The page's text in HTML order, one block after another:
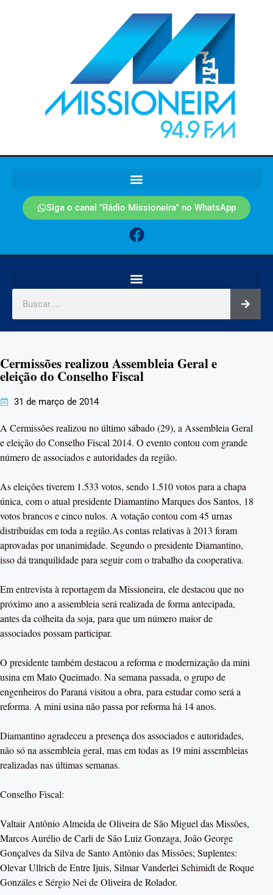
Siga o canal "Rádio Missioneira" no WhatsApp
Cermissões realizou Assembleia Geral e
eleição do Conselho Fiscal
31 de março de 2014
A Cermissões realizou no último sábado (29), a Assembleia Geral
e eleição do Conselho Fiscal 2014. O evento contou com grande
número de associados e autoridades da região.
As eleições tiverem 1.533 votos, sendo 1.510 votos para a chapa
única, com o atual presidente Diamantino Marques dos Santos, 18
votos brancos e cinco nulos. A votação contou com 45 urnas
distribuídas em toda a região.As contas relativas à 2013 foram
aprovadas por unanimidade. Segundo o presidente Diamantino,
isso dá tranquilidade para seguir com o trabalho da cooperativa.
Em entrevista à reportagem da Missioneira, ele destacou que no
próximo ano a assembleia será realizada de forma antecipada,
antes da colheita da soja, para que um número maior de
associados possam participar.
O presidente também destacou a reforma e modernização da mini
usina em Mato Queimado. Na semana passada, o grupo de
engenheiros do Paraná visitou a obra, para estudar como será a
reforma. A mini usina não passa por reforma há 14 anos.
Diamantino agradeceu a presença dos associados e autoridades,
não só na assembleia geral, mas em todas as 19 mini assembleias
realizadas nas últimas semanas.
Conselho Fiscal:
Valtair Antônio Almeida de Oliveira de São Miguel das Missões,
Marcos Aurélio de Carli de São Luiz Gonzaga, João George
Gonçalves da Silva de Santo Antônio das Missões; Suplentes:
Olevar Ullrich de Entre Ijuis, Silmar Vanderlei Schimidt de Roque
Gonzáles e Sérgio Nei de Oliveira de Rolador.